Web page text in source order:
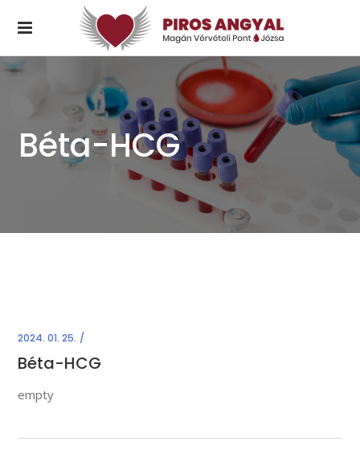
Béta-HCG
2024. 01. 25.
Béta-HCG
empty